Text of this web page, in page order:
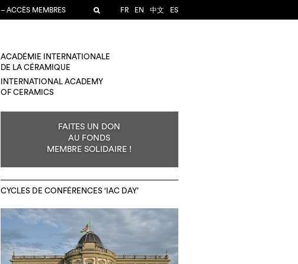
– ACCÈS MEMBRES FR EN 中文 ES
ACADÉMIE INTERNATIONALE
DE LA CÉRAMIQUE
INTERNATIONAL ACADEMY
OF CERAMICS
FAITES UN DON
AU FONDS
MEMBRE SOLIDAIRE !
CYCLES DE CONFÉRENCES ‘IAC DAY’